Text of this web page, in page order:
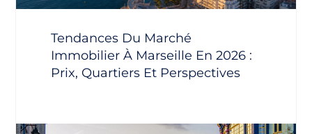
Tendances Du Marché
Immobilier À Marseille En 2026 :
Prix, Quartiers Et Perspectives